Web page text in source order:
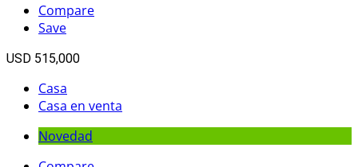
Compare
Save
USD 515,000
Casa
Casa en venta
Novedad